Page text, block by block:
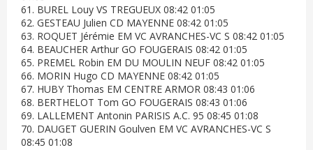
61. BUREL Louy VS TREGUEUX 08:42 01:05
62. GESTEAU Julien CD MAYENNE 08:42 01:05
63. ROQUET Jérémie EM VC AVRANCHES-VC S 08:42 01:05
64. BEAUCHER Arthur GO FOUGERAIS 08:42 01:05
65. PREMEL Robin EM DU MOULIN NEUF 08:42 01:05
66. MORIN Hugo CD MAYENNE 08:42 01:05
67. HUBY Thomas EM CENTRE ARMOR 08:43 01:06
68. BERTHELOT Tom GO FOUGERAIS 08:43 01:06
69. LALLEMENT Antonin PARISIS A.C. 95 08:45 01:08
70. DAUGET GUERIN Goulven EM VC AVRANCHES-VC S
08:45 01:08